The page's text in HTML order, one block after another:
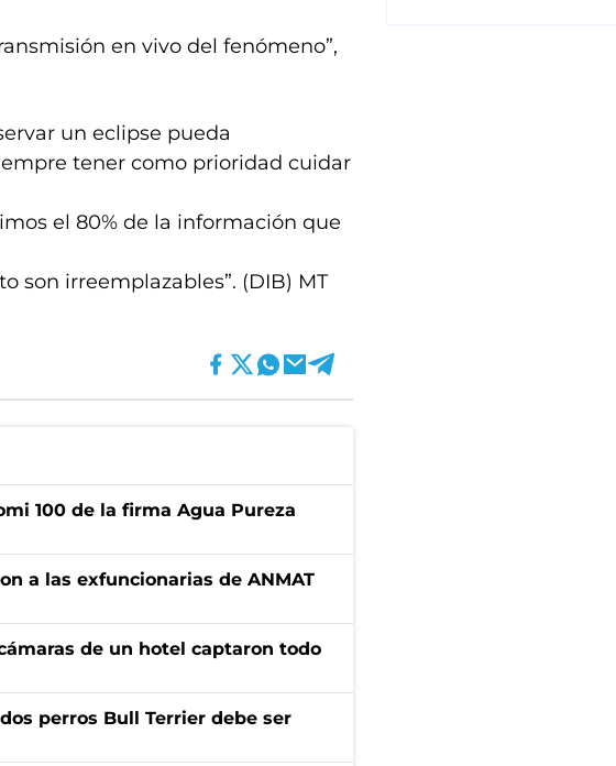
en vivo del fenómeno”,
un eclipse pueda
tener como prioridad cuidar
el 80% de la información que
son irreemplazables”. (DIB) MT
100 de la firma Agua Pureza
a las exfuncionarias de ANMAT
de un hotel captaron todo
perros Bull Terrier debe ser